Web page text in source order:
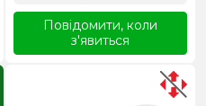
Повідомити, коли
з'явиться